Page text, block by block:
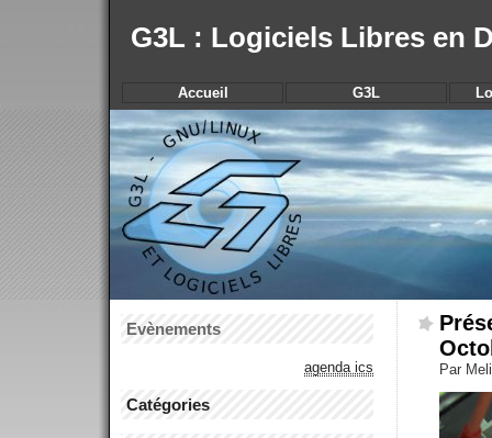
G3L : Logiciels Libres en
Par
Accueil G3L
Evènements
agenda ics
Catégories